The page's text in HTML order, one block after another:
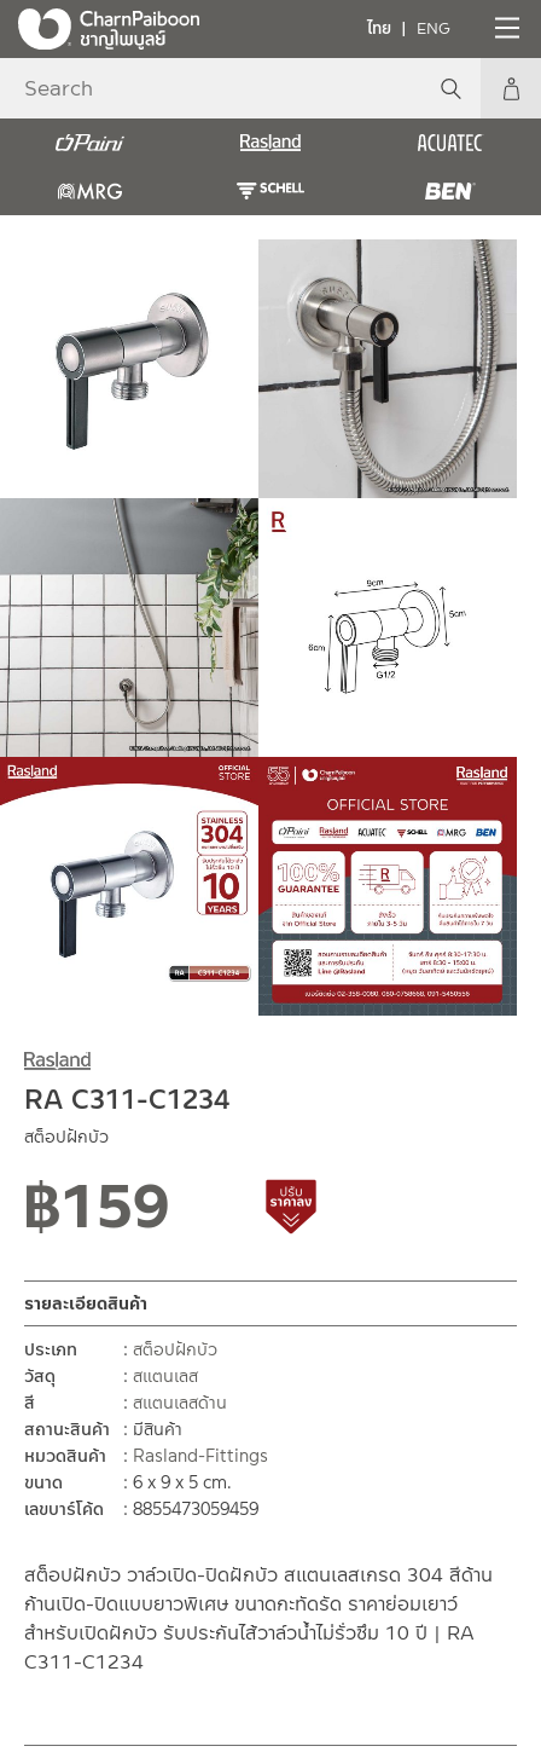
ไทย ENG
RA C311-C1234
สต็อปฝักบัว
฿159 สถานะสินค้าขายปกติ
สต็อปฝักบัว วาล์วเปิด-ปิดฝักบัว สแตนเลสเกรด 304 สีด้าน
ก้านเปิด-ปิดแบบยาวพิเศษ ขนาดกะทัดรัด ราคาย่อมเยาว์
สำหรับเปิดฝักบัว รับประกันไส้วาล์วน้ำไม่รั่วซึม 10 ปี | RA
C311-C1234
รายละเอียดสินค้า
ประเภท
สต็อปฝักบัว
วัสดุ
สแตนเลส
สี
สแตนเลสด้าน
สถานะสินค้า
มีสินค้า
หมวดสินค้า
Rasland-Fittings
ขนาด
6 x 9 x 5 cm.
เลขบาร์โค้ด
8855473059459